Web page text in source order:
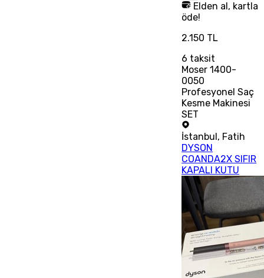
Elden al, kartla
öde!
2.150 TL
6 taksit
Moser 1400-
0050
Profesyonel Saç
Kesme Makinesi
SET
İstanbul , Fatih
DYSON
COANDA2X SIFIR
KAPALI KUTU